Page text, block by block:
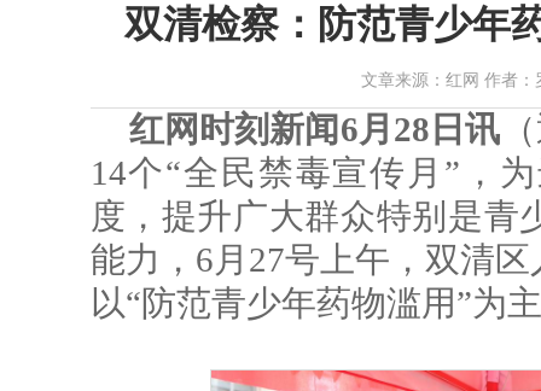
双清检察：防范青少年
文章来源：红网 作者：
红网时刻新闻6月28日讯
14个“全民禁毒宣传月”，
度，提升广大群众特别是青
能力，6月27号上午，双清
以“防范青少年药物滥用”为